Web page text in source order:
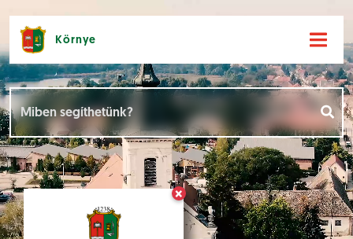
×
Környe
Hírek [ ]
Események []
Dokumentumok []